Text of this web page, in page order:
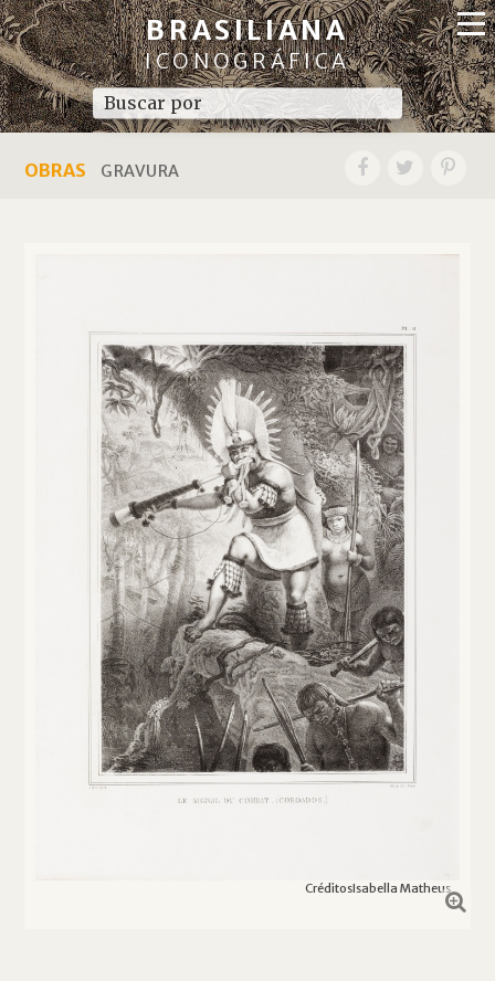
BRASILIANA
ICONOGRÁFICA
OBRAS GRAVURA
CréditosIsabella Matheus